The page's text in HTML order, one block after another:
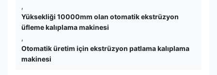
,
Yüksekliği 10000mm olan otomatik ekstrüzyon
üfleme kalıplama makinesi
,
Otomatik üretim için ekstrüzyon patlama kalıplama
makinesi